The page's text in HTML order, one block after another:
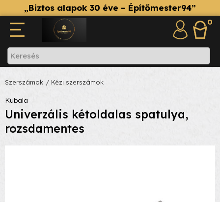
„Biztos alapok 30 éve – Építőmester94”
0
Szerszámok / Kézi szerszámok
Kubala
Univerzális kétoldalas spatulya,
rozsdamentes